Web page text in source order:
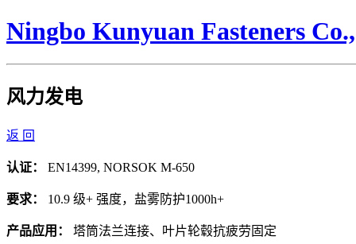
Ningbo Kunyuan Fasteners
风力发电
返 回
认证： EN14399, NORSOK M-650
要求： 10.9 级+ 强度，盐雾防护1000h+
产品应用： 塔筒法兰连接、叶片轮毂抗疲劳固定